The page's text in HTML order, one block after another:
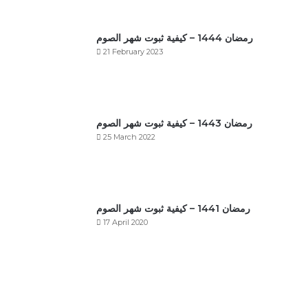
رمضان 1444 – كيفية ثبوت شهر الصوم
21 February 2023
رمضان 1443 – كيفية ثبوت شهر الصوم
25 March 2022
رمضان 1441 – كيفية ثبوت شهر الصوم
17 April 2020